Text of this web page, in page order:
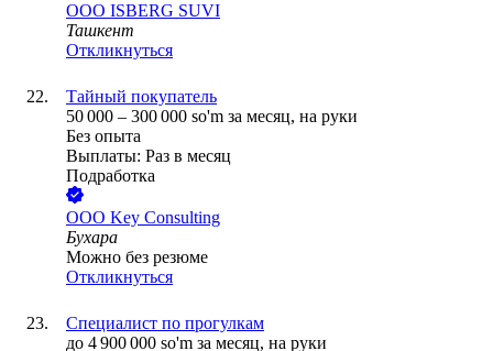
ООО ISBERG SUVI
Ташкент
Откликнуться
Тайный покупатель
50 000 – 300 000 so'm за месяц, на руки
Без опыта
Выплаты: Раз в месяц
Подработка
ООО Key Consulting
Бухара
Можно без резюме
Откликнуться
Специалист по прогулкам
до 4 900 000 so'm за месяц, на руки